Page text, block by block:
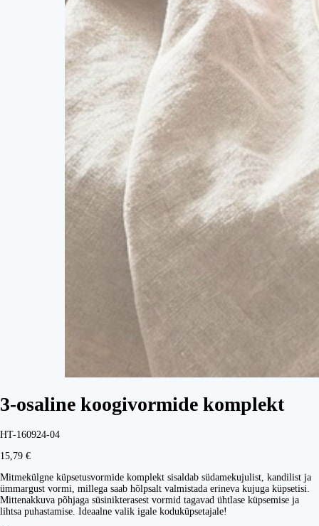
3-osaline koogivormide komplekt
HT-160924-04
15,79 €
Mitmekülgne küpsetusvormide komplekt sisaldab südamekujulist, kandilist ja
ümmargust vormi, millega saab hõlpsalt valmistada erineva kujuga küpsetisi.
Mittenakkuva põhjaga süsinikterasest vormid tagavad ühtlase küpsemise ja
lihtsa puhastamise. Ideaalne valik igale koduküpsetajale!